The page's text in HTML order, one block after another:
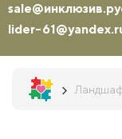
lider-